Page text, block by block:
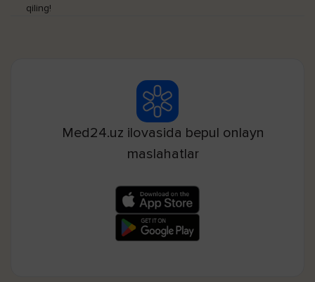
qiling!
Med24.uz ilovasida bepul onlayn
maslahatlar